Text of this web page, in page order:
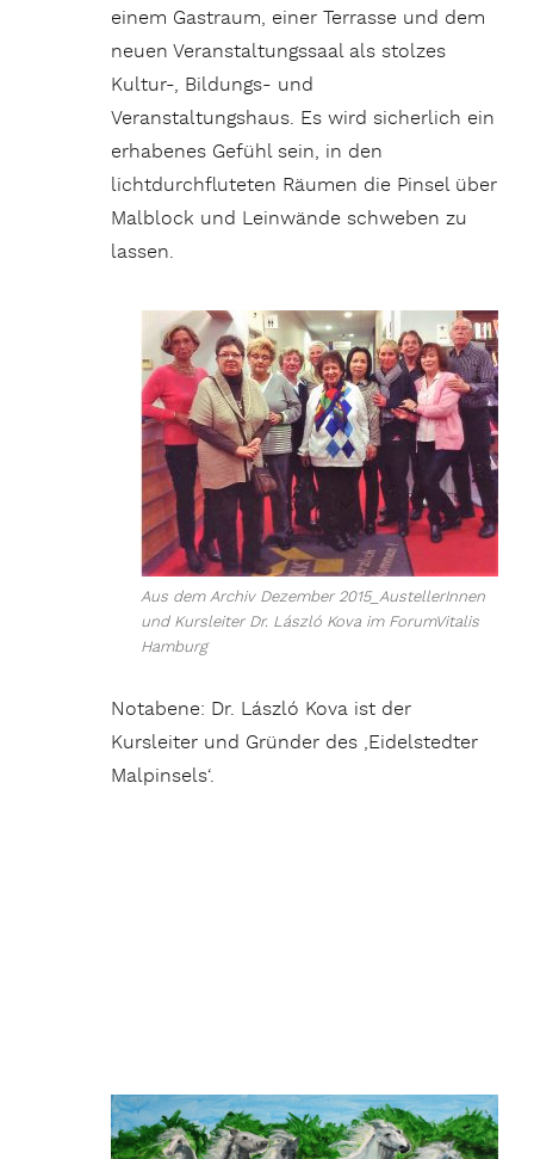
einem Gastraum, einer Terrasse und dem
neuen Veranstaltungssaal als stolzes
Kultur-, Bildungs- und
Veranstaltungshaus. Es wird sicherlich ein
erhabenes Gefühl sein, in den
lichtdurchfluteten Räumen die Pinsel über
Malblock und Leinwände schweben zu
lassen.
Aus dem Archiv Dezember 2015_AustellerInnen
und Kursleiter Dr. László Kova im ForumVitalis
Hamburg
Notabene: Dr. László Kova ist der
Kursleiter und Gründer des ‚Eidelstedter
Malpinsels‘.